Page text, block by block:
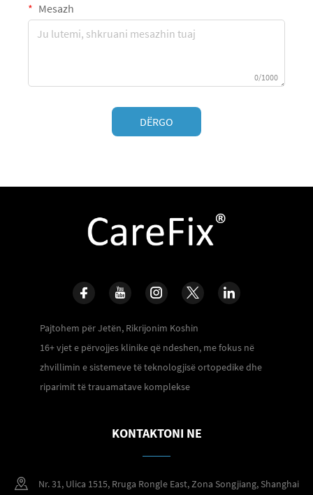
Mesazh
0/1000
DËRGO
Pajtohem për Jetën, Rikrijonim Koshin
16+ vjet e përvojjes klinike që ndeshen, me fokus në
zhvillimin e sistemeve të teknologjisë ortopedike dhe
riparimit të trauamatave komplekse
KONTAKTONI NE
Nr. 31, Ulica 1515, Rruga Rongle East, Zona Songjiang, Shanghai